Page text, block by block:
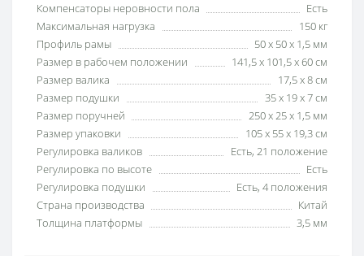
Компенсаторы неровности пола
Есть
Максимальная нагрузка
150 кг
Профиль рамы
50 х 50 х 1,5 мм
Размер в рабочем положении
141,5 х 101,5 х 60 см
Размер валика
17,5 х 8 см
Размер подушки
35 х 19 х 7 см
Размер поручней
250 х 25 х 1,5 мм
Размер упаковки
105 х 55 х 19,3 см
Регулировка валиков
Есть, 21 положение
Регулировка по высоте
Есть
Регулировка подушки
Есть, 4 положения
Страна производства
Китай
Толщина платформы
3,5 мм